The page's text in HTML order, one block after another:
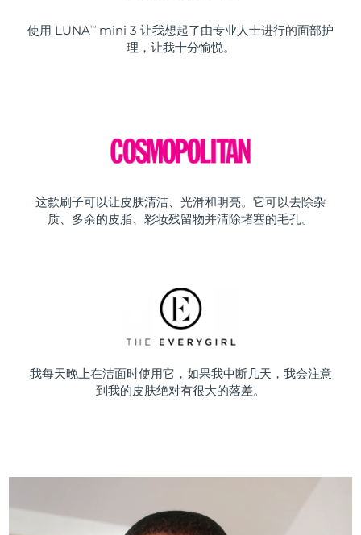
使用 LUNATM
mini 3 让我想起了由专业人士进行的面部护
理，让我十分愉悦。
这款刷子可以让皮肤清洁、光滑和明亮。它可以去除杂
质、多余的皮脂、彩妆残留物并清除堵塞的毛孔。
我每天晚上在洁面时使用它，如果我中断几天，我会注意
到我的皮肤绝对有很大的落差。